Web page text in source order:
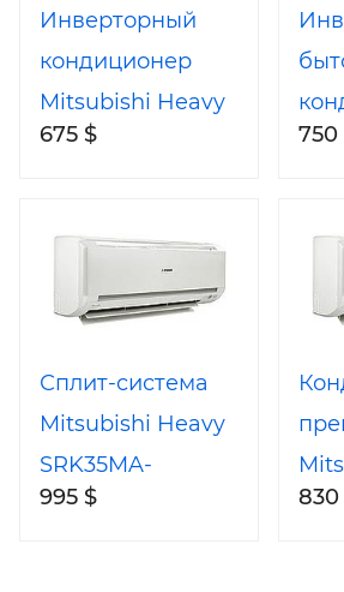
Инверторный
кондиционер
Mitsubishi Heavy
SRK25QA-
675 $ 750
Сплит-система
Mitsubishi Heavy
SRK35MA-
S/SRC35MA-S
995 $ 830